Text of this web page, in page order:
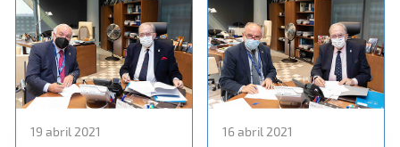
19 abril 2021 16 abril 2021